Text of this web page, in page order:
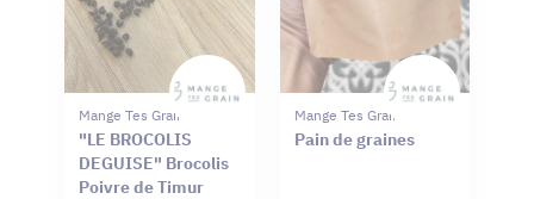
Mange Tes Graines
"LE BROCOLIS
DEGUISE" Brocolis
Poivre de Timur
Mange Tes Graines
Pain de graines